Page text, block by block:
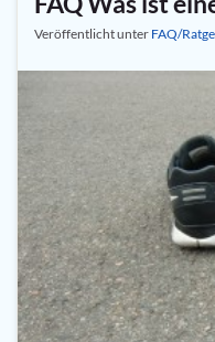
Veröffentlicht unter FAQ/